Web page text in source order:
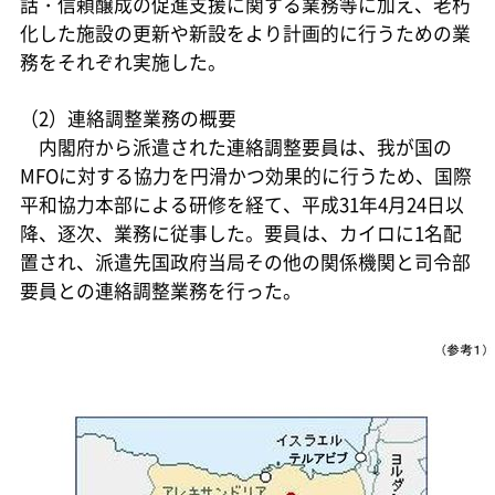
化した施設の更新や新設をより計画的に行うための業
務をそれぞれ実施した。
（2）連絡調整業務の概要
内閣府から派遣された連絡調整要員は、我が国の
MFOに対する協力を円滑かつ効果的に行うため、国際
平和協力本部による研修を経て、平成31年4月24日以
降、逐次、業務に従事した。要員は、カイロに1名配
置され、派遣先国政府当局その他の関係機関と司令部
要員との連絡調整業務を行った。